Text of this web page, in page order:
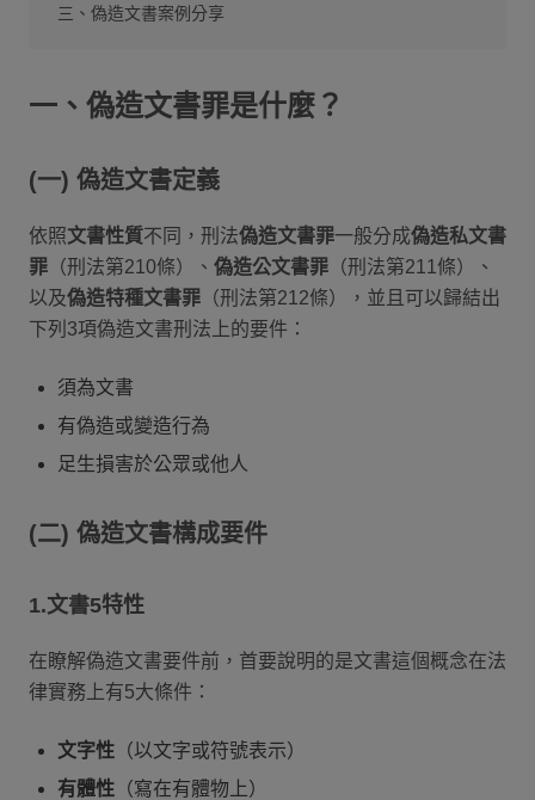
三、偽造文書案例分享
一、偽造文書罪是什麼？
(一) 偽造文書定義
依照文書性質不同，刑法偽造文書罪一般分成偽造私文書
罪 （刑法第210條）、 偽造公文書罪 （刑法第211條）、
以及偽造特種文書罪 （刑法第212條），並且可以歸結出
下列3項偽造文書刑法上的要件：
須為文書
有偽造或變造行為
足生損害於公眾或他人
(二) 偽造文書構成要件
1.文書5特性
在瞭解偽造文書要件前，首要說明的是文書這個概念在法
律實務上有5大條件：
文字性 （以文字或符號表示）
有體性 （寫在有體物上）